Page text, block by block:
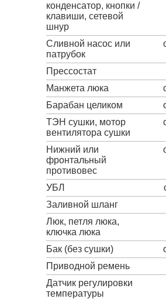
конденсатор, кнопки /
клавиши, сетевой
шнур
Сливной насос или
патрубок
Прессостат
Манжета люка
Барабан целиком
ТЭН сушки, мотор
вентилятора сушки
Нижний или
фронтальный
противовес
УБЛ
Заливной шланг
Люк, петля люка,
ключка люка
Бак (без сушки)
Приводной ремень
Датчик регулировки
температуры